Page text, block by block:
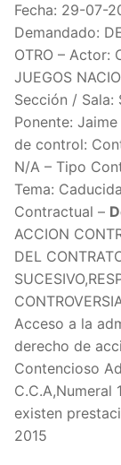
Fecha: 29-07-
Demandado:
OTRO – Actor:
JUEGOS
Sección / Sala:
Ponente:
de control:
N/A – Tipo
Tema:
Contractual –
ACCION
DEL
Acceso a la
derecho de
Contencioso
C.C.A,Numeral
existen
2015